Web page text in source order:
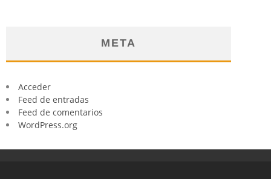
META
Acceder
Feed de entradas
Feed de comentarios
WordPress.org